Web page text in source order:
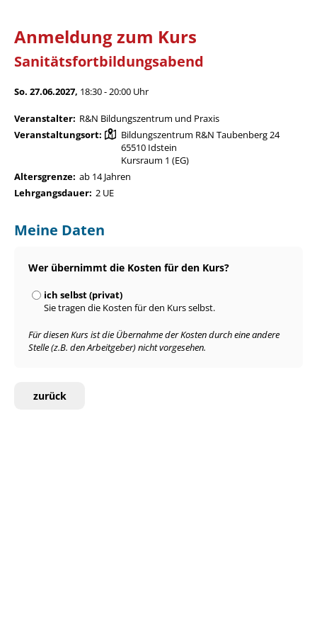
Anmeldung zum Kurs
Sanitätsfortbildungsabend
So. 27.06.2027, 18:30 - 20:00 Uhr
Veranstalter: R&N Bildungszentrum und Praxis
Veranstaltungsort:
Bildungszentrum R&N Taubenberg 24
65510 Idstein
Kursraum 1 (EG)
Altersgrenze: ab 14 Jahren
Lehrgangsdauer: 2 UE
Meine Daten
Wer übernimmt die Kosten für den Kurs?
ich selbst (privat)
Sie tragen die Kosten für den Kurs selbst.
Für diesen Kurs ist die Übernahme der Kosten durch eine andere
Stelle (z.B. den Arbeitgeber) nicht vorgesehen.
zurück